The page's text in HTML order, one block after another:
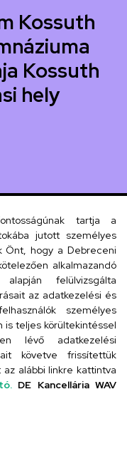
Kossuth
Kossuth
hely
33.
tartja a
jutott személyes
Önt, hogy a Debreceni
alkalmazandó
felülvizsgálta
az adatkezelési és
személyes
is teljes körültekintéssel
lévő adatkezelési
követve frissítettük
alábbi linkre kattintva
DE Kancellária WAV